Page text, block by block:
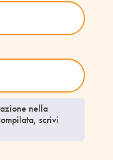
nella
scrivi